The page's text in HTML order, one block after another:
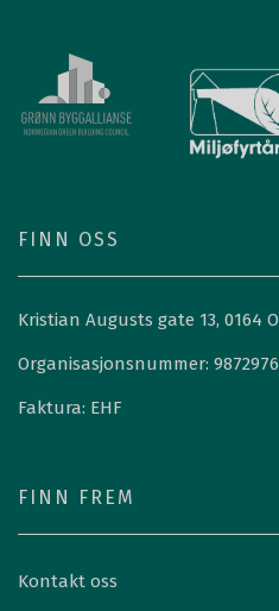
FINN OSS
Kristian Augusts gate 13, 0164
Organisasjonsnummer:
Faktura: EHF
FINN FREM
Kontakt oss